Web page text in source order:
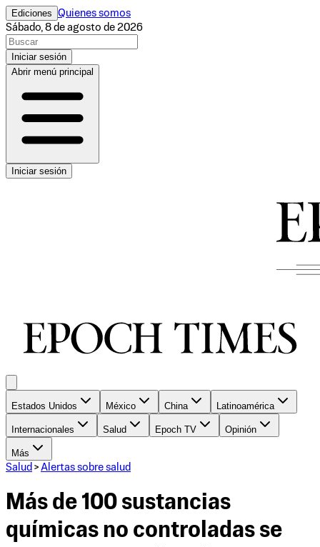
Ediciones Quienes somos
Sábado, 8 de agosto de 2026
Iniciar sesión
Abrir menú principal
Iniciar sesión
Estados Unidos México China Latinoamérica
Internacionales Salud Epoch TV Opinión
Más
Salud > Alertas sobre salud
Más de 100 sustancias
químicas no controladas se